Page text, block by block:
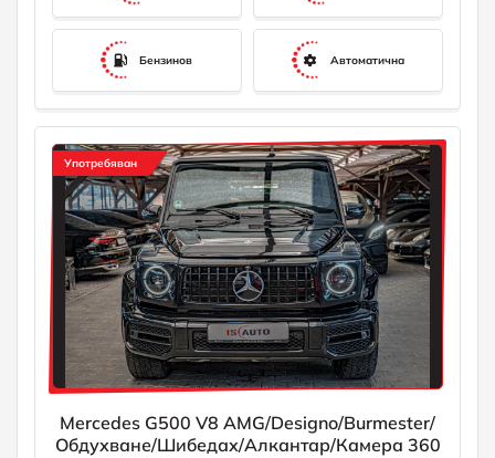
Бензинов Автоматична
Употребяван
Mercedes G500 V8 AMG/Designo/Burmester/
Обдухване/Шибедах/Алкантар/Камера 360